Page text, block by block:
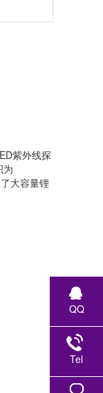
紫外线探
为
大容量锂
QQ
Tel